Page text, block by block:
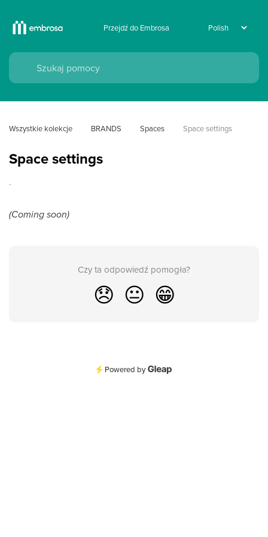
Przejdź do Embrosa
Wszystkie kolekcje BRANDS Spaces Space settings
Space settings
.
(Coming soon)
Czy ta odpowiedź pomogła?
😞 😐 😁
Powered by